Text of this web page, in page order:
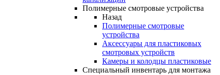
Полимерные смотровые устройства
Назад
Полимерные смотровые
устройства
Аксессуары для пластиковых
смотровых устройств
Камеры и колодцы пластиковые
Специальный инвентарь для монтажа